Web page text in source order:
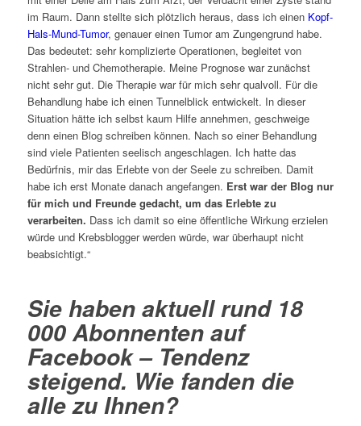
im Raum. Dann stellte sich plötzlich heraus, dass ich einen Kopf-
Hals-Mund-Tumor, genauer einen Tumor am Zungengrund habe.
Das bedeutet: sehr komplizierte Operationen, begleitet von
Strahlen- und Chemotherapie. Meine Prognose war zunächst
nicht sehr gut. Die Therapie war für mich sehr qualvoll. Für die
Behandlung habe ich einen Tunnelblick entwickelt. In dieser
Situation hätte ich selbst kaum Hilfe annehmen, geschweige
denn einen Blog schreiben können. Nach so einer Behandlung
sind viele Patienten seelisch angeschlagen. Ich hatte das
Bedürfnis, mir das Erlebte von der Seele zu schreiben. Damit
habe ich erst Monate danach angefangen. Erst war der Blog nur
für mich und Freunde gedacht, um das Erlebte zu
verarbeiten. Dass ich damit so eine öffentliche Wirkung erzielen
würde und Krebsblogger werden würde, war überhaupt nicht
beabsichtigt.“
Sie haben aktuell rund 18
000 Abonnenten auf
Facebook – Tendenz
steigend. Wie fanden die
alle zu Ihnen?